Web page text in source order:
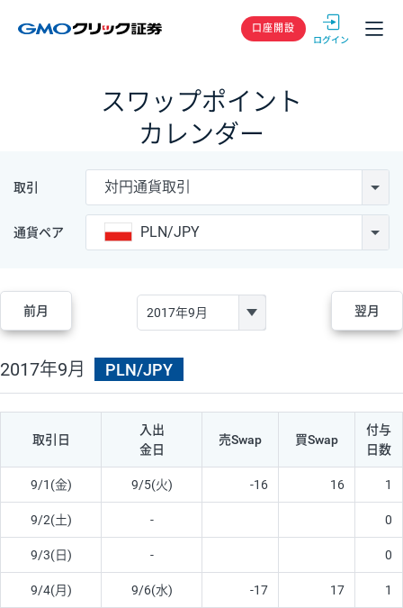
GMOクリック
口座開設
スワップポイント
カレンダー
取引 対円通貨取引
通貨ペア PLN/JPY
前月 翌月
2017年9月 PLN/JPY
取引日
入出
金日
売Swap 買Swap
付与
日数
9/1(金) 9/5(火) -16 16 1
9/2(土) - 0
9/3(日) - 0
9/4(月) 9/6(水) -17 17 1